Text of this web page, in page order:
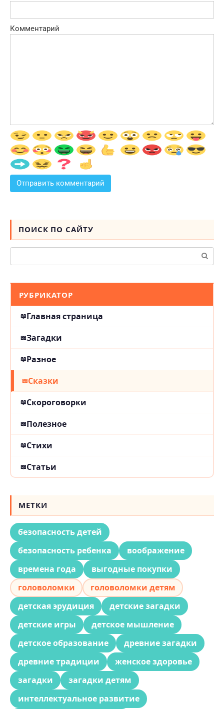
Комментарий
ПОИСК ПО САЙТУ
Поиск:
РУБРИКАТОР
Главная страница
Загадки
Разное
Сказки
Скороговорки
Полезное
Стихи
Статьи
МЕТКИ
безопасность детей
безопасность ребенка
воображение
времена года
выгодные покупки
головоломки
головоломки детям
детская эрудиция
детские загадки
детские игры
детское мышление
детское образование
древние загадки
древние традиции
женское здоровье
загадки
загадки детям
интеллектуальное развитие